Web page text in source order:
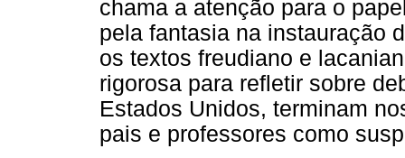
chama a atenção para o
pela fantasia na instauração
os textos freudiano e
rigorosa para refletir sobre
Estados Unidos, terminam
pais e professores como